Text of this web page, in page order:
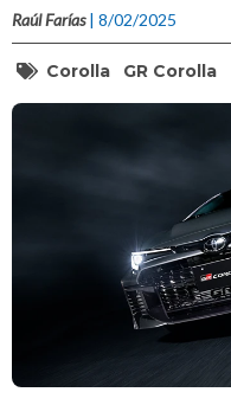
Raúl Farías | 8/02/2025
Corolla GR Corolla